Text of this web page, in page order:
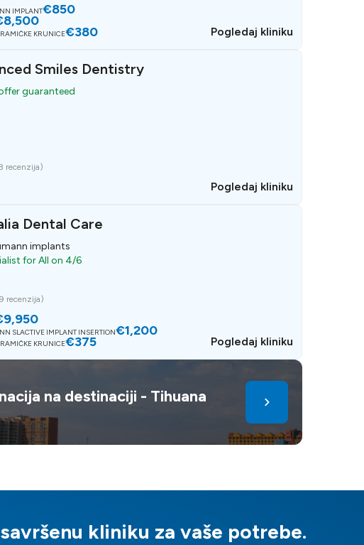
IMPLANT€850
KRUNICE€380 Pogledaj kliniku
Smiles Dentistry
guaranteed
recenzija)
Pogledaj kliniku
Dental Care
implants
for All on 4/6
9 recenzija)
SLACTIVE IMPLANT INSERTION€1,200
KRUNICE€375 Pogledaj kliniku
na destinaciji - Tihuana
kliniku za vaše potrebe.